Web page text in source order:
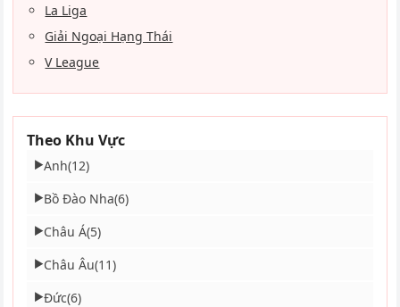
La Liga
Giải Ngoại Hạng Thái
V League
Theo Khu Vực
▶Anh(12)
▶Bồ Đào Nha(6)
▶Châu Á(5)
▶Châu Âu(11)
▶Đức(6)